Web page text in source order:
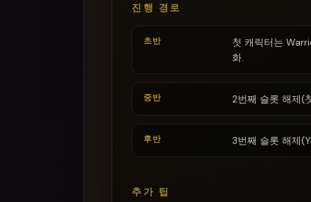
진행 경로
초반
첫 캐릭터는
화.
중반 2번째 슬롯 해제(
후반 3번째 슬롯 해제
추가 팁